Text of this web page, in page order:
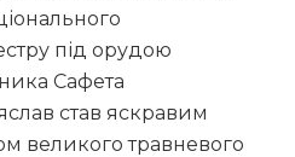
під орудою
Сафета
став яскравим
великого травневого